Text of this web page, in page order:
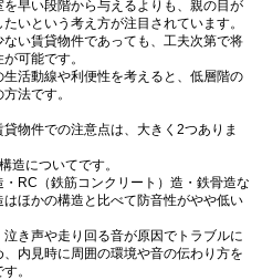
早い段階から与えるよりも、親の目が
いという考え方が注目されています。
ない賃貸物件であっても、工夫次第で将
可能です。
生活動線や利便性を考えると、低層階の
法です。
物件での注意点は、大きく2つありま
造についてです。
RC（鉄筋コンクリート）造・鉄骨造な
はほかの構造と比べて防音性がやや低い
き声や走り回る音が原因でトラブルに
内見時に周囲の環境や音の伝わり方を
。